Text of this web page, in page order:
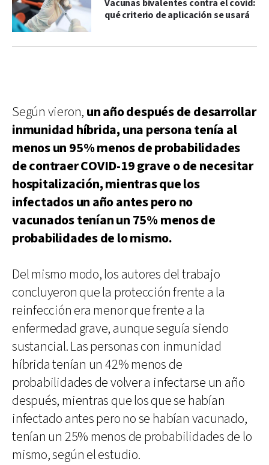
Vacunas bivalentes contra el covid:
qué criterio de aplicación se usará
Según vieron, un año después de desarrollar
inmunidad híbrida, una persona tenía al
menos un 95% menos de probabilidades
de contraer COVID-19 grave o de necesitar
hospitalización, mientras que los
infectados un año antes pero no
vacunados tenían un 75% menos de
probabilidades de lo mismo.
Del mismo modo, los autores del trabajo
concluyeron que la protección frente a la
reinfección era menor que frente a la
enfermedad grave, aunque seguía siendo
sustancial. Las personas con inmunidad
híbrida tenían un 42% menos de
probabilidades de volver a infectarse un año
después, mientras que los que se habían
infectado antes pero no se habían vacunado,
tenían un 25% menos de probabilidades de lo
mismo, según el estudio.